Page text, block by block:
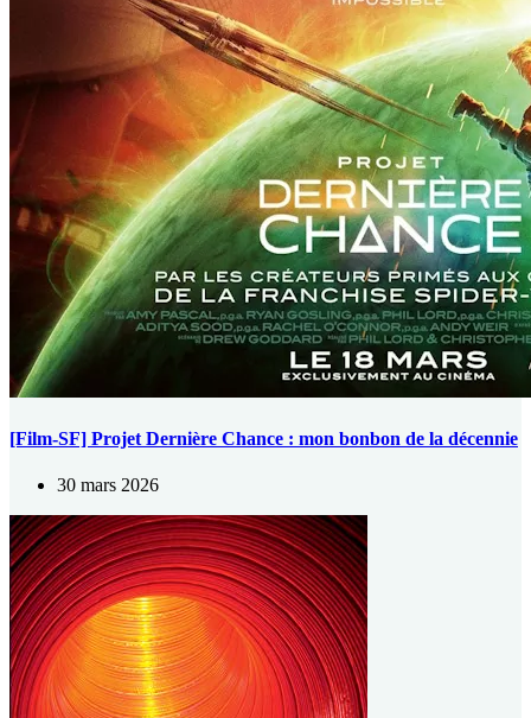
[Film-SF] Projet Dernière Chance : mon bonbon de la décennie
30 mars 2026